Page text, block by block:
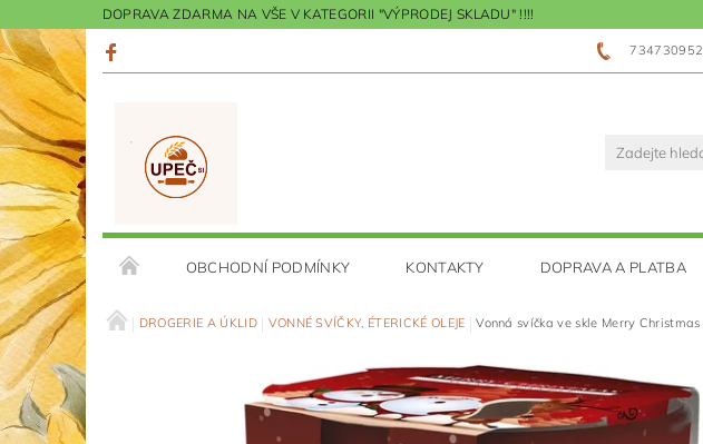
DOPRAVA ZDARMA NA VŠE V KATEGORII "VÝPRODEJ SKLADU" !!!!
734730952
OBCHODNÍ PODMÍNKY KONTAKTY DOPRAVA A PLATBA
DROGERIE A ÚKLID VONNÉ SVÍČKY, ÉTERICKÉ OLEJE Vonná svíčka ve skle Merry Christmas